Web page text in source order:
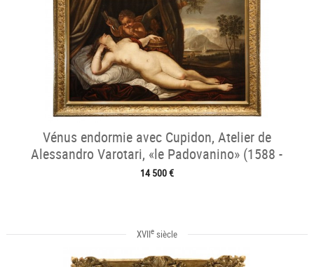
Vénus endormie avec Cupidon, Atelier de
Alessandro Varotari, «le Padovanino» (1588 -
1649)
14 500 €
XVIIesiècle